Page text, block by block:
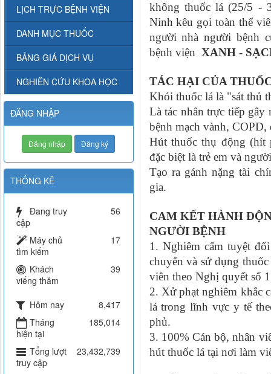
không thuốc lá (25/5 -
Ninh kêu gọi toàn thể
người nhà người bệnh
bệnh viện XANH -
TÁC HẠI CỦA
Khói thuốc lá là "sát thủ
Là tác nhân trực tiếp
bệnh mạch vành,
Hút thuốc thụ động (hít
đặc biệt là trẻ em và
Tạo ra gánh nặng tài
gia.
CAM KẾT HÀNH
NGƯỜI BỆNH
1. Nghiêm cấm tuyệt
chuyển và sử dụng
viên theo Nghị quyết số
2. Xử phạt nghiêm khắc
lá trong lĩnh vực y tế
phủ.
3. 100% Cán bộ, nhân
hút thuốc lá tại nơi làm
LỊCH TRỰC BỆNH VIỆN
DANH MỤC THUỐC
BẢNG GIÁ DỊCH VỤ
NGHIÊN CỨU KHOA HỌC
ĐĂNG NHẬP
Đăng nhập Đăng ký
THỐNG KÊ
Đang truy
cập
56
Máy chủ
tìm kiếm
17
Khách
viếng thăm
39
Hôm nay
8,417
Tháng
hiện tại
185,014
Tổng lượt
truy cập
23,432,739